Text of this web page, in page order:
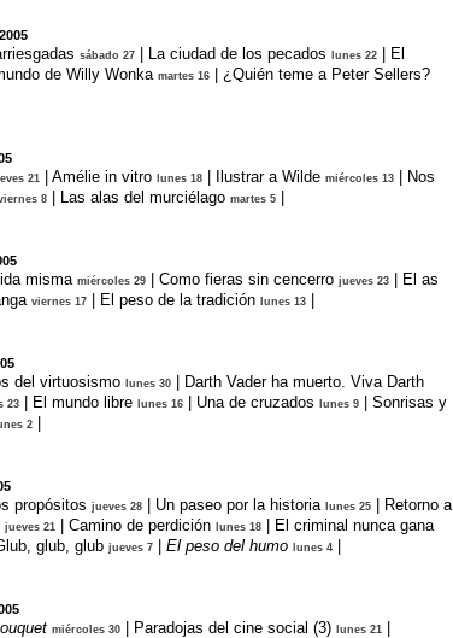
sábado 27 La ciudad de los pecados lunes 22
El
de Willy Wonka martes 16 ¿Quién teme a Peter Sellers?
21 Amélie in vitro lunes 18 Ilustrar a Wilde miércoles 13
Nos
8 Las alas del murciélago martes 5
misma miércoles 29 Como fieras sin cencerro jueves 23
El as
viernes 17 El peso de la tradición lunes 13
del virtuosismo lunes 30
Darth Vader ha muerto. Viva Darth
23 El mundo libre lunes 16 Una de cruzados lunes 9
Sonrisas y
2
propósitos jueves 28 Un paseo por la historia lunes 25
Retorno a
jueves 21 Camino de perdición lunes 18 El criminal nunca gana
glub, glub jueves 7 El peso del humo lunes 4
miércoles 30 Paradojas del cine social (3) lunes 21